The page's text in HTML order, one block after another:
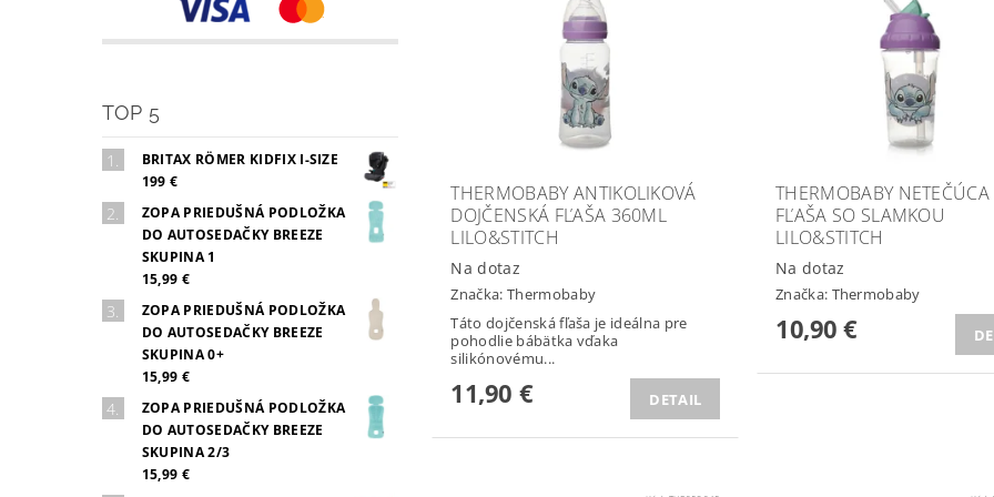
TOP 5
BRITAX RÖMER KIDFIX I-SIZE
199 €
ZOPA PRIEDUŠNÁ PODLOŽKA
DO AUTOSEDAČKY BREEZE
SKUPINA 1
15,99 €
ZOPA PRIEDUŠNÁ PODLOŽKA
DO AUTOSEDAČKY BREEZE
SKUPINA 0+
15,99 €
ZOPA PRIEDUŠNÁ PODLOŽKA
DO AUTOSEDAČKY BREEZE
SKUPINA 2/3
15,99 €
THERMOBABY ANTIKOLIKOVÁ
DOJČENSKÁ FĽAŠA 360ML
LILO&STITCH
Na dotaz
Značka: Thermobaby
Táto dojčenská fľaša je ideálna pre
pohodlie bábätka vďaka
silikónovému...
11,90 € DETAIL
THERMOBABY NETEČÚCA
FĽAŠA SO SLAMKOU
LILO&STITCH
Na dotaz
Značka: Thermobaby
10,90 €